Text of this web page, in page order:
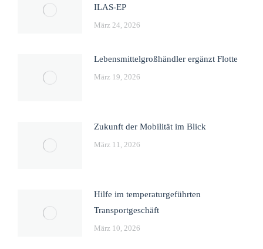
ILAS-EP
März 24, 2026
Lebensmittelgroßhändler ergänzt Flotte
März 19, 2026
Zukunft der Mobilität im Blick
März 11, 2026
Hilfe im temperaturgeführten
Transportgeschäft
März 10, 2026